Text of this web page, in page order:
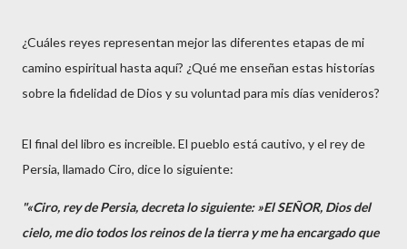
¿Cuáles reyes representan mejor las diferentes etapas de mi
camino espiritual hasta aquí? ¿Qué me enseñan estas historías
sobre la fidelidad de Dios y su voluntad para mis días venideros?
El final del libro es increible. El pueblo está cautivo, y el rey de
Persia, llamado Ciro, dice lo siguiente:
"«Ciro, rey de Persia, decreta lo siguiente: »El SEÑOR, Dios del
cielo, me dio todos los reinos de la tierra y me ha encargado que